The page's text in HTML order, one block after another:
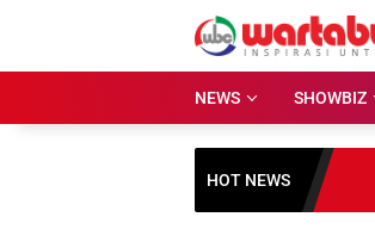
NEWS
SHOWBIZ
HOT NEWS